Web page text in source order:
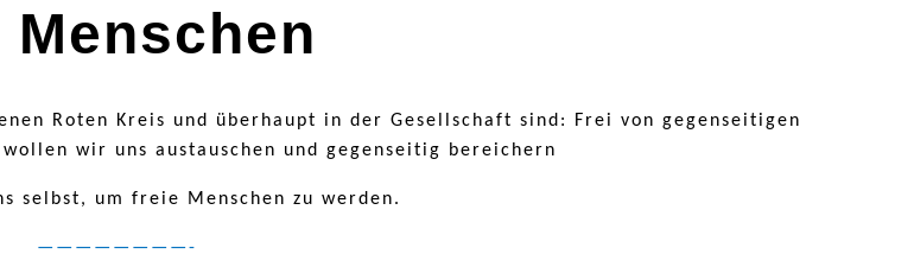
Roten Kreis und überhaupt in der Gesellschaft sind: Frei von gegenseitigen
wir uns austauschen und gegenseitig bereichern
selbst, um freie Menschen zu werden.
————————-